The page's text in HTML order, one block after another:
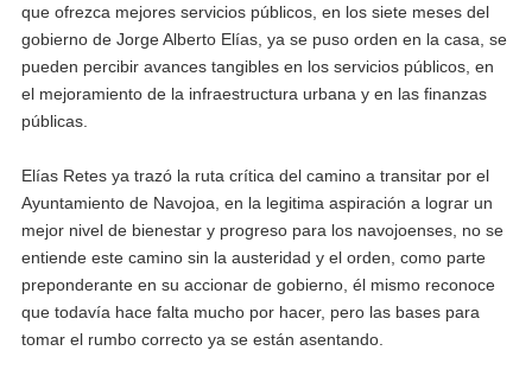
que ofrezca mejores servicios públicos, en los siete meses del
gobierno de Jorge Alberto Elías, ya se puso orden en la casa, se
pueden percibir avances tangibles en los servicios públicos, en
el mejoramiento de la infraestructura urbana y en las finanzas
públicas.
Elías Retes ya trazó la ruta crítica del camino a transitar por el
Ayuntamiento de Navojoa, en la legitima aspiración a lograr un
mejor nivel de bienestar y progreso para los navojoenses, no se
entiende este camino sin la austeridad y el orden, como parte
preponderante en su accionar de gobierno, él mismo reconoce
que todavía hace falta mucho por hacer, pero las bases para
tomar el rumbo correcto ya se están asentando.